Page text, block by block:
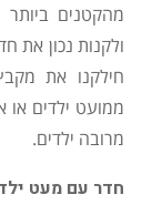
מהקטנים
ולקנות נכון את
חילקנו את
ממועט ילדים או
מרובה ילדים.
חדר עם מעט